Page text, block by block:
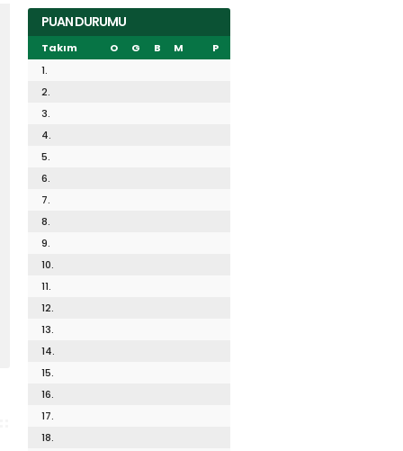
PUAN DURUMU
Takım O G B M
P
1.
2.
3.
4.
5.
6.
7.
8.
9.
10.
11.
12.
13.
14.
15.
16.
17.
18.